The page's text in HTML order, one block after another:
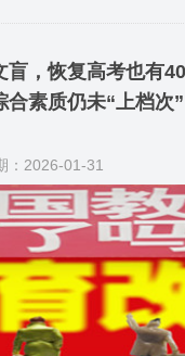
盲，恢复高考也有
合素质仍未“上档次
：2026-01-31